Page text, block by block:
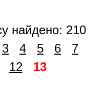
найдено: 210
3 4 5 6
7
12 13